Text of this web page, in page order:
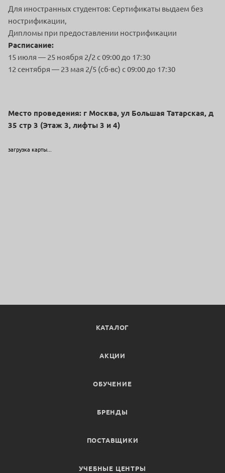
Для иностранных студентов: Сертификаты выдаем без
нострификации,
Дипломы при предоставлении нострификации
Расписание:
15 июля — 25 ноября 2/2 с 09:00 до 17:30
12 сентября — 23 мая 2/5 (сб-вс) с 09:00 до 17:30
Место проведения: г Москва, ул Большая Татарская, д
35 стр 3 (Этаж 3, лифты 3 и 4)
загрузка карты...
КАТАЛОГ
АКЦИИ
ОБУЧЕНИЕ
БРЕНДЫ
ПОСТАВЩИКИ
УЧЕБНЫЕ ЦЕНТРЫ